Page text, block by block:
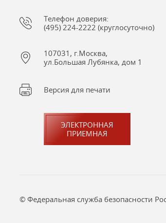
Телефон доверия:
(495) 224-2222 (круглосуточно)
107031, г.Москва,
ул.Большая Лубянка, дом 1
Версия для печати
ЭЛЕКТРОННАЯ
ПРИЕМНАЯ
© Федеральная служба безопасности